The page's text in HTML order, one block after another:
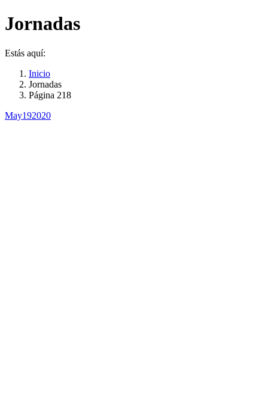
Jornadas
Estás aquí:
Inicio
Jornadas
Página 218
May192020